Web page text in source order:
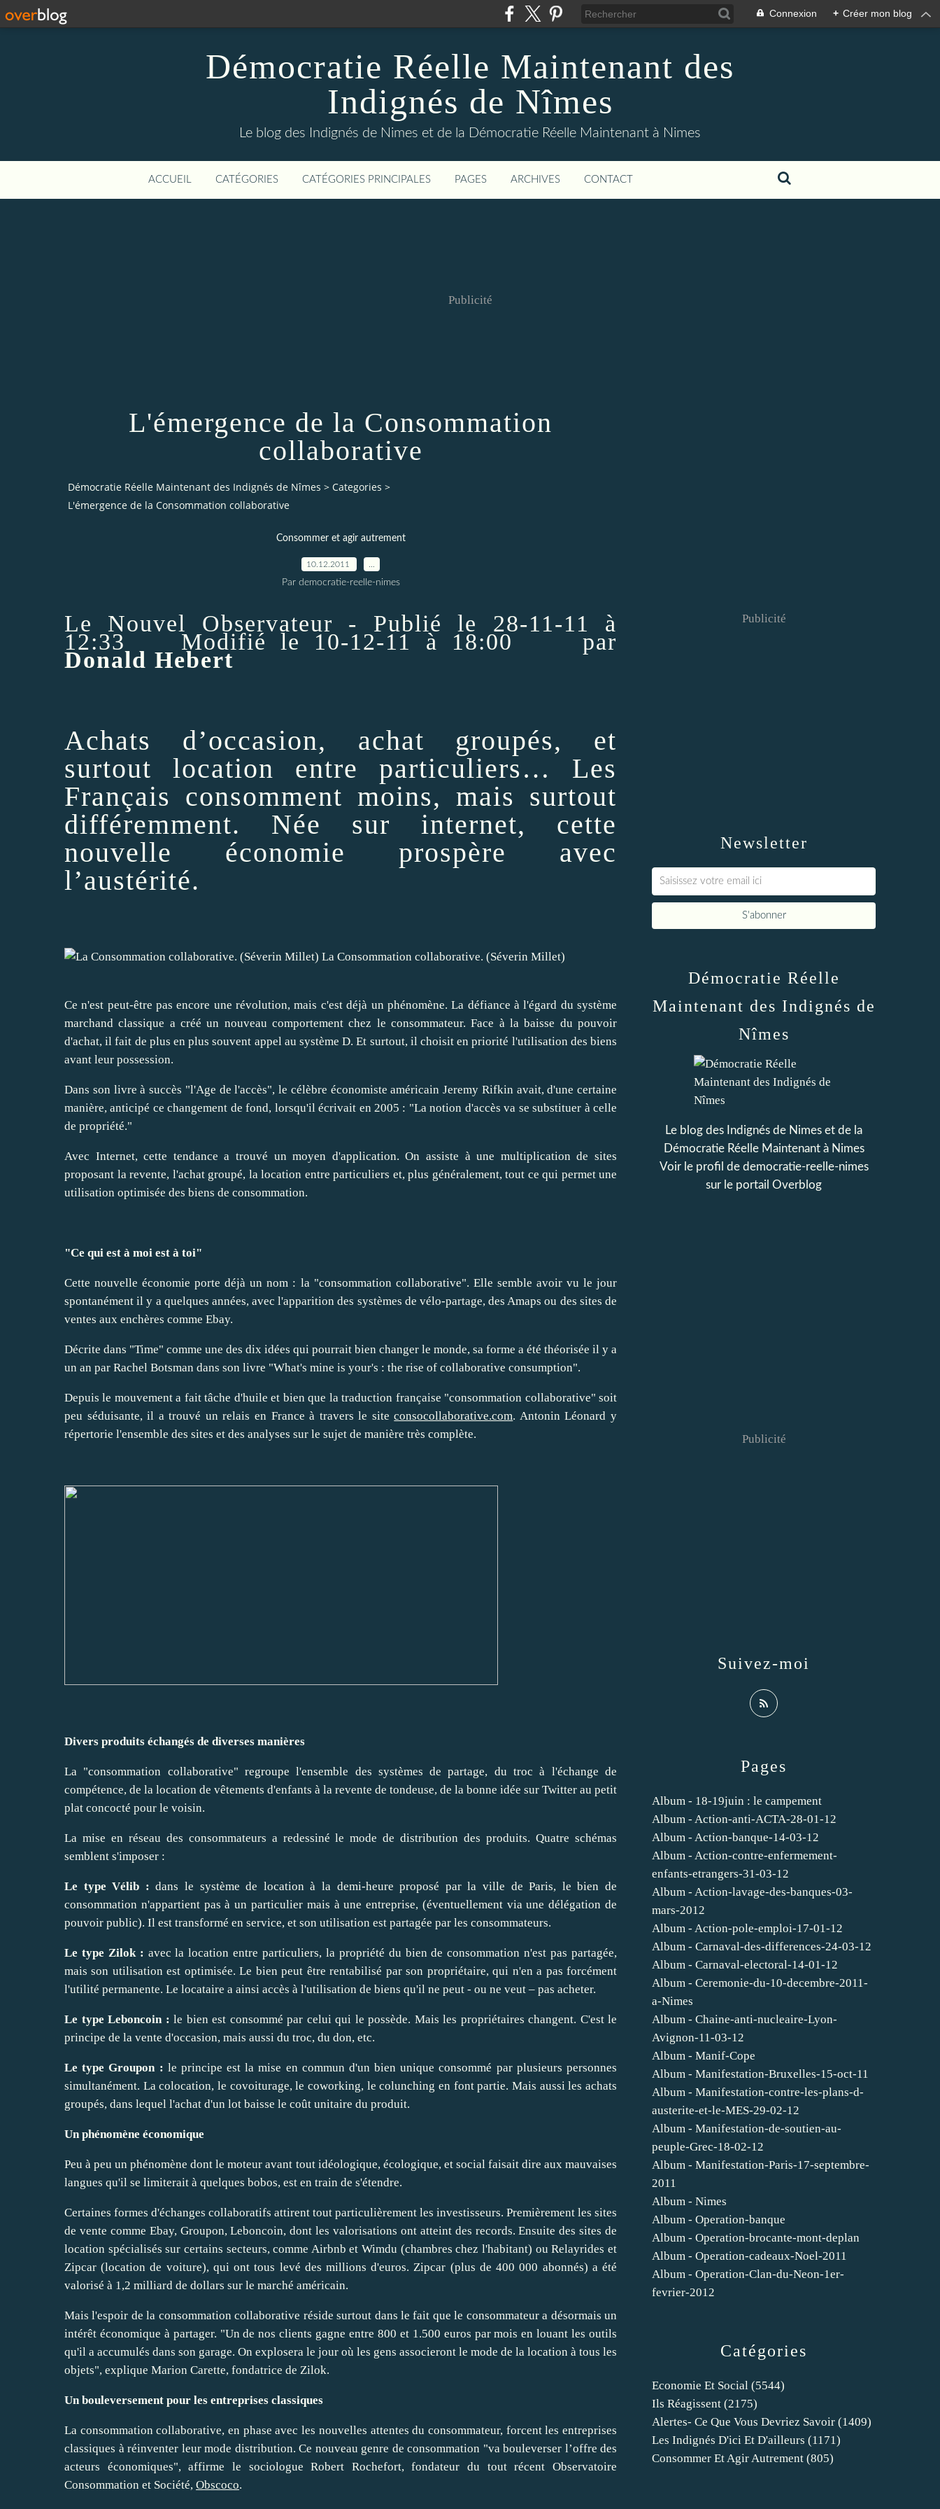
Connexion + Créer mon blog
Démocratie Réelle Maintenant des
Indignés de Nîmes
Le blog des Indignés de Nimes et de la Démocratie Réelle Maintenant à Nimes
ACCUEIL CATÉGORIES CATÉGORIES PRINCIPALES PAGES ARCHIVES CONTACT
Publicité
L'émergence de la Consommation
collaborative
Démocratie Réelle Maintenant des Indignés de Nîmes > Categories >
L'émergence de la Consommation collaborative
Consommer et agir autrement
10.12.2011
Par democratie-reelle-nimes
Le Nouvel Observateur - Publié le 28-11-11 à
12:33 Modifié le 10-12-11 à 18:00 par
Donald Hebert
Achats d’occasion, achat groupés, et
surtout location entre particuliers… Les
Français consomment moins, mais surtout
différemment. Née sur internet, cette
nouvelle économie prospère avec
l’austérité.
La Consommation collaborative. (Séverin Millet)
Ce n'est peut-être pas encore une révolution, mais c'est déjà un phénomène. La défiance à l'égard du système
marchand classique a créé un nouveau comportement chez le consommateur. Face à la baisse du pouvoir
d'achat, il fait de plus en plus souvent appel au système D. Et surtout, il choisit en priorité l'utilisation des biens
avant leur possession.
Dans son livre à succès "l'Age de l'accès", le célèbre économiste américain Jeremy Rifkin avait, d'une certaine
manière, anticipé ce changement de fond, lorsqu'il écrivait en 2005 : "La notion d'accès va se substituer à celle
de propriété."
Avec Internet, cette tendance a trouvé un moyen d'application. On assiste à une multiplication de sites
proposant la revente, l'achat groupé, la location entre particuliers et, plus généralement, tout ce qui permet une
utilisation optimisée des biens de consommation.
"Ce qui est à moi est à toi"
Cette nouvelle économie porte déjà un nom : la "consommation collaborative". Elle semble avoir vu le jour
spontanément il y a quelques années, avec l'apparition des systèmes de vélo-partage, des Amaps ou des sites de
ventes aux enchères comme Ebay.
Décrite dans "Time" comme une des dix idées qui pourrait bien changer le monde, sa forme a été théorisée il y a
un an par Rachel Botsman dans son livre "What's mine is your's : the rise of collaborative consumption".
Depuis le mouvement a fait tâche d'huile et bien que la traduction française "consommation collaborative" soit
peu séduisante, il a trouvé un relais en France à travers le siteconsocollaborative.com. Antonin Léonard y
répertorie l'ensemble des sites et des analyses sur le sujet de manière très complète.
Divers produits échangés de diverses manières
La "consommation collaborative" regroupe l'ensemble des systèmes de partage, du troc à l'échange de
compétence, de la location de vêtements d'enfants à la revente de tondeuse, de la bonne idée sur Twitter au petit
plat concocté pour le voisin.
La mise en réseau des consommateurs a redessiné le mode de distribution des produits. Quatre schémas
semblent s'imposer :
Le type Vélib : dans le système de location à la demi-heure proposé par la ville de Paris, le bien de
consommation n'appartient pas à un particulier mais à une entreprise, (éventuellement via une délégation de
pouvoir public). Il est transformé en service, et son utilisation est partagée par les consommateurs.
Le type Zilok : avec la location entre particuliers, la propriété du bien de consommation n'est pas partagée,
mais son utilisation est optimisée. Le bien peut être rentabilisé par son propriétaire, qui n'en a pas forcément
l'utilité permanente. Le locataire a ainsi accès à l'utilisation de biens qu'il ne peut - ou ne veut – pas acheter.
Le type Leboncoin : le bien est consommé par celui qui le possède. Mais les propriétaires changent. C'est le
principe de la vente d'occasion, mais aussi du troc, du don, etc.
Le type Groupon : le principe est la mise en commun d'un bien unique consommé par plusieurs personnes
simultanément. La colocation, le covoiturage, le coworking, le colunching en font partie. Mais aussi les achats
groupés, dans lequel l'achat d'un lot baisse le coût unitaire du produit.
Un phénomène économique
Peu à peu un phénomène dont le moteur avant tout idéologique, écologique, et social faisait dire aux mauvaises
langues qu'il se limiterait à quelques bobos, est en train de s'étendre.
Certaines formes d'échanges collaboratifs attirent tout particulièrement les investisseurs. Premièrement les sites
de vente comme Ebay, Groupon, Leboncoin, dont les valorisations ont atteint des records. Ensuite des sites de
location spécialisés sur certains secteurs, comme Airbnb et Wimdu (chambres chez l'habitant) ou Relayrides et
Zipcar (location de voiture), qui ont tous levé des millions d'euros. Zipcar (plus de 400 000 abonnés) a été
valorisé à 1,2 milliard de dollars sur le marché américain.
Mais l'espoir de la consommation collaborative réside surtout dans le fait que le consommateur a désormais un
intérêt économique à partager. "Un de nos clients gagne entre 800 et 1.500 euros par mois en louant les outils
qu'il a accumulés dans son garage. On explosera le jour où les gens associeront le mode de la location à tous les
objets", explique Marion Carette, fondatrice de Zilok.
Un bouleversement pour les entreprises classiques
La consommation collaborative, en phase avec les nouvelles attentes du consommateur, forcent les entreprises
classiques à réinventer leur mode distribution. Ce nouveau genre de consommation "va bouleverser l’offre des
acteurs économiques", affirme le sociologue Robert Rochefort, fondateur du tout récent Observatoire
Consommation et Société, Obscoco.
Newsletter
Publicité
Catégories
Economie Et Social (5544)
Ils Réagissent (2175)
Alertes- Ce Que Vous Devriez Savoir (1409)
Les Indignés D'ici Et D'ailleurs (1171)
Consommer Et Agir Autrement (805)
Pages
Album - 18-19juin : le campement
Album - Action-anti-ACTA-28-01-12
Album - Action-banque-14-03-12
Album - Action-contre-enfermement-
enfants-etrangers-31-03-12
Album - Action-lavage-des-banques-03-
mars-2012
Album - Action-pole-emploi-17-01-12
Album - Carnaval-des-differences-24-03-12
Album - Carnaval-electoral-14-01-12
Album - Ceremonie-du-10-decembre-2011-
a-Nimes
Album - Chaine-anti-nucleaire-Lyon-
Avignon-11-03-12
Album - Manif-Cope
Album - Manifestation-Bruxelles-15-oct-11
Album - Manifestation-contre-les-plans-d-
austerite-et-le-MES-29-02-12
Album - Manifestation-de-soutien-au-
peuple-Grec-18-02-12
Album - Manifestation-Paris-17-septembre-
2011
Album - Nimes
Album - Operation-banque
Album - Operation-brocante-mont-deplan
Album - Operation-cadeaux-Noel-2011
Album - Operation-Clan-du-Neon-1er-
fevrier-2012
Démocratie Réelle
Maintenant des Indignés de
Nîmes
Le blog des Indignés de Nimes et de la
Démocratie Réelle Maintenant à Nimes
Voir le profil de democratie-reelle-nimes
sur le portail Overblog
Suivez-moi
Publicité